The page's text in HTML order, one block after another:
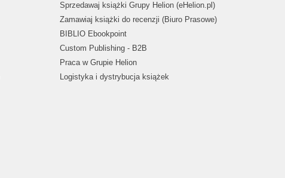
Sprzedawaj książki Grupy Helion (eHelion.pl)
Zamawiaj książki do recenzji (Biuro Prasowe)
BIBLIO Ebookpoint
Custom Publishing - B2B
Praca w Grupie Helion
Logistyka i dystrybucja książek